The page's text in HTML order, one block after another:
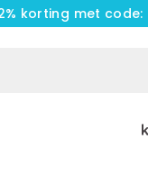
korting met code: